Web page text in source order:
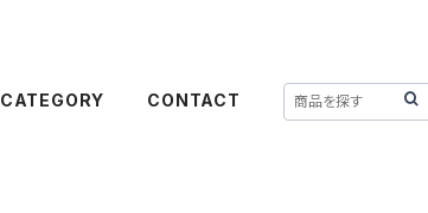
CATEGORY CONTACT